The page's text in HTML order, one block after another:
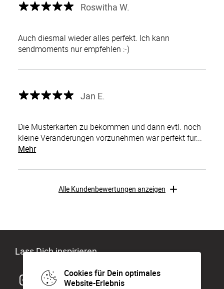
Cookies für Dein optimales
Website-Erlebnis
Roswitha W.
Auch diesmal wieder alles perfekt. Ich kann
sendmoments nur empfehlen :-)
Jan E.
Die Musterkarten zu bekommen und dann evtl. noch
kleine Veränderungen vorzunehmen war perfekt für...
Mehr
Alle Kundenbewertungen anzeigen
Lass Dich inspirieren